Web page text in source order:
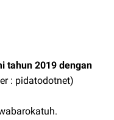
tahun 2019 dengan
: pidatodotnet)